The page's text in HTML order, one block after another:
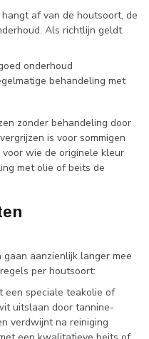
af van de houtsoort, de
Als richtlijn geldt
onderhoud
behandeling met
zonder behandeling door
is voor sommigen
wie de originele kleur
met olie of beits de
aanzienlijk langer mee
per houtsoort:
een speciale teakolie of
uitslaan door tannine-
verdwijnt na reiniging